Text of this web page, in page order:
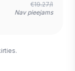
€19.27/l
Nav pieejams